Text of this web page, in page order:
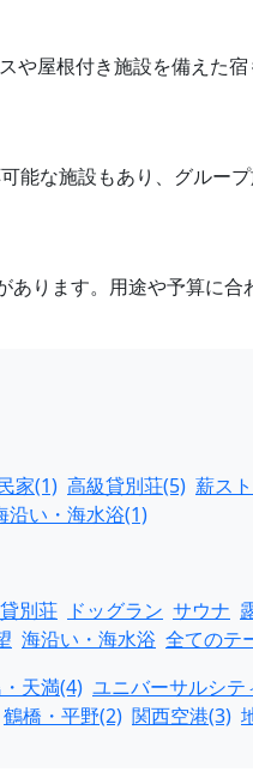
や屋根付き施設を備えた
能な施設もあり、グルー
ります。用途や予算に合
家(1) 高級貸別荘(5) 薪ス
沿い・海水浴(1)
別荘 ドッグラン サウナ
海沿い・海水浴 全てのテ
天満(4) ユニバーサルシテ
鶴橋・平野(2) 関西空港(3)